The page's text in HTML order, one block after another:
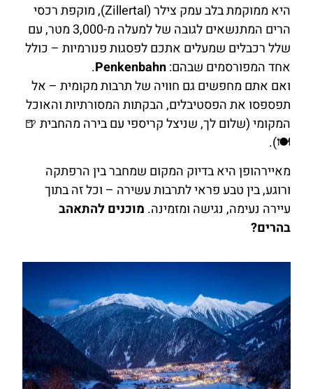
היא ממוקמת בלב עמק צילר (Zillertal), מוקפת רכסי
הרים המתנשאים לגובה של למעלה מ-3,000 מטר, עם
שלל רכבלים שמעלים אתכם לפסגות פנורמיות – כולל
אחד המפורסמים שבהם:Penkenbahn
.
ואם אתם מחפשים גם חוויה של תרבות מקומית – אל
תפספסו את הפסטיבלים, הבקתות המסורתיות והאוכל
המקומי (שלום לך, שניצל קריספי עם בירה מהחבית 🍺
🍽️).
מאיירהופן היא בדיוק המקום שמחבר בין הרפתקה
ורוגע, בין טבע פראי לתרבות עשירה – וכל זה בתוך
עיירה נעימה, נגישה ומזמינה. מוכנים להתאהב
בהרים?